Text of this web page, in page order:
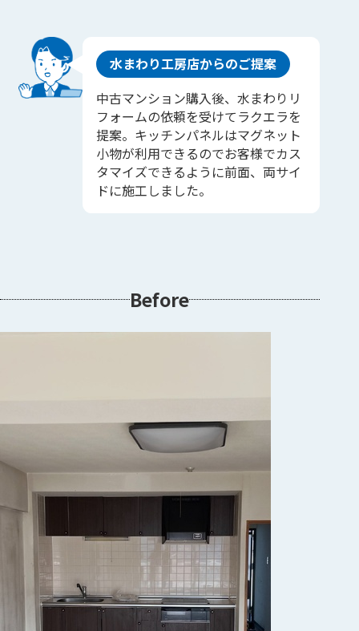
水まわり工房店からのご提案
中古マンション購入後、水まわりリ
フォームの依頼を受けてラクエラを
提案。キッチンパネルはマグネット
小物が利用できるのでお客様でカス
タマイズできるように前面、両サイ
ドに施工しました。
Before